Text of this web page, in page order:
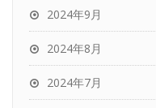
2024年9月
2024年8月
2024年7月